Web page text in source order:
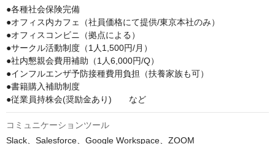
●各種社会保険完備
●オフィス内カフェ（社員価格にて提供/東京本社のみ）
●オフィスコンビニ（拠点による）
●サークル活動制度（1人1,500円/月）
●社内懇親会費用補助（1人6,000円/Q）
●インフルエンザ予防接種費用負担（扶養家族も可）
●書籍購入補助制度
●従業員持株会(奨励金あり)　　など
コミュニケーションツール
Slack、Salesforce、Google Workspace、ZOOM